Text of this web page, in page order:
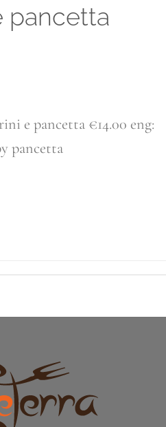
pancetta
e pancetta €14.00 eng:
pancetta